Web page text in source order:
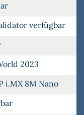
verfügbar
2023
i.MX 8M Nano